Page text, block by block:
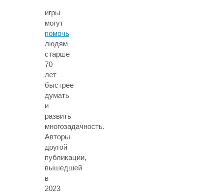
игры
могут
помочь
людям
старше
70
лет
быстрее
думать
и
развить
многозадачность.
Авторы
другой
публикации,
вышедшей
в
2023